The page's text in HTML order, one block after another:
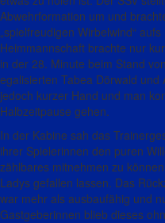
Abwehrformation um und
„spielfreudigen Wirbelwind“
Heimmannschaft brachte nur
in der 28. Minute beim Stand
egalisierten Tabea Dörwald
jedoch kurzer Hand und man
Halbzeitpause gehen.
In der Kabine sah das
ihrer Spielerinnen den puren
zählbares mitnehmen zu
Ladys gefallen lassen. Das
war mehr als ausbaufähig und
Gastgeberinnen blieb dieses